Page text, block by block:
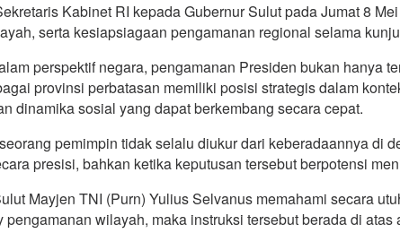
Kabinet RI kepada Gubernur Sulut pada Jumat 8
serta kesiapsiagaan pengamanan regional selama
perspektif negara, pengamanan Presiden bukan hanya
provinsi perbatasan memiliki posisi strategis dalam
dinamika sosial yang dapat berkembang secara cepat.
pemimpin tidak selalu diukur dari keberadaannya
presisi, bahkan ketika keputusan tersebut berpotensi
Mayjen TNI (Purn) Yulius Selvanus memahami secara
wilayah, maka instruksi tersebut berada di